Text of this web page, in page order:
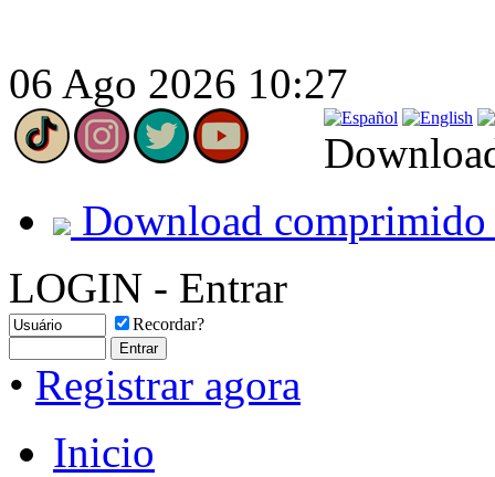
06 Ago 2026 10:27
Download
LOGIN - Entrar
Recordar?
• Registrar agora
Inicio